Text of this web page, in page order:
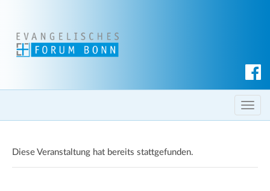
c
h T
o
l
Diese Veranstaltung hat bereits stattgefunden.